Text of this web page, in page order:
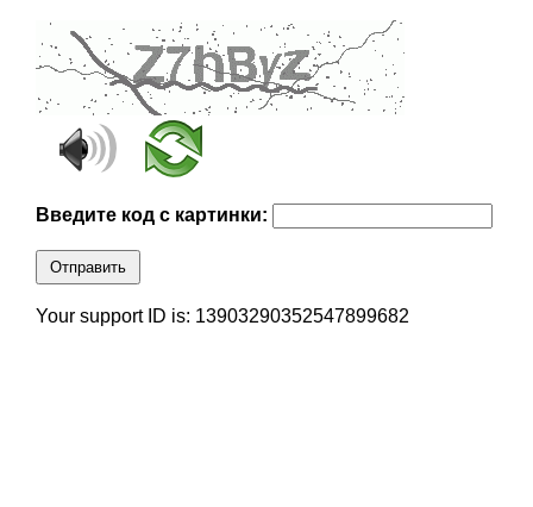
Введите код с картинки:
Отправить
Your support ID is: 13903290352547899682